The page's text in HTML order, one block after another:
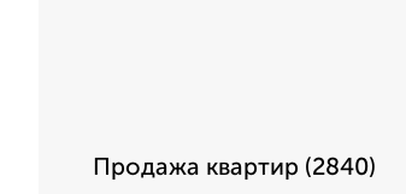
Продажа квартир (2840)